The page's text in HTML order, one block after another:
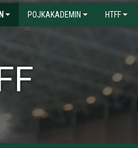
POJKAKADEMIN HTFF